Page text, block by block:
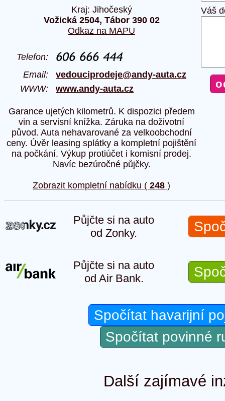
Kraj: Jihočeský
Vožická 2504, Tábor 390 02
Odkaz na MAPU
Telefon:
Email: vedouciprodeje@andy-auta.cz
WWW: www.andy-auta.cz
Garance ujetých kilometrů. K dispozici předem
vin a servisní knížka. Záruka na doživotní
původ. Auta nehavarované za velkoobchodní
ceny. Úvěr leasing splátky a kompletní pojištění
na počkání. Výkup protiúčet i komisní prodej.
Navíc bezúročné půjčky.
Zobrazit kompletní nabídku ( 248 )
Váš
Půjčte si na auto
od Zonky.
Půjčte si na auto
od Air Bank.
Spočítat havarijní
Spočítat povinné
Další zajímavé